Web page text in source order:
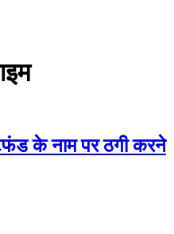
के नाम पर ठगी करने